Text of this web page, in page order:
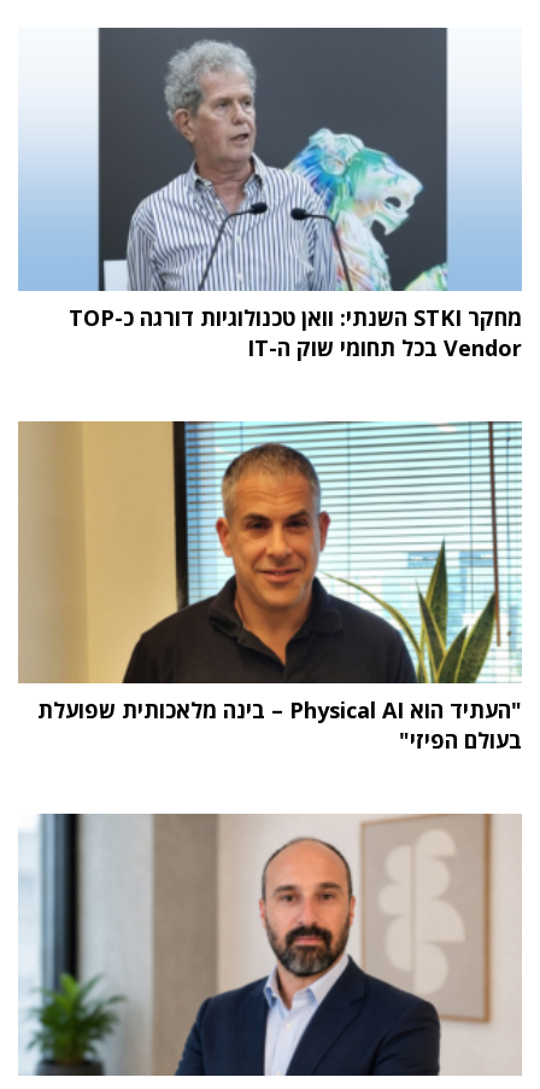
מחקר STKI השנתי: וואן טכנולוגיות דורגה כ-TOP
Vendor בכל תחומי שוק ה-IT
"העתיד הוא Physical AI – בינה מלאכותית שפועלת
בעולם הפיזי"